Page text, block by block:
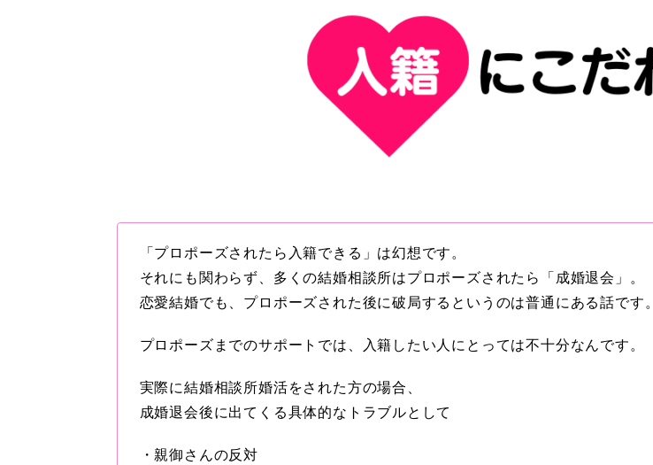
「プロポーズされたら入籍できる」は幻想です。
それにも関わらず、多くの結婚相談所はプロポーズされたら「成婚退会」。
恋愛結婚でも、プロポーズされた後に破局するというのは普通にある話です。
プロポーズまでのサポートでは、入籍したい人にとっては不十分なんです。
実際に結婚相談所婚活をされた方の場合、
成婚退会後に出てくる具体的なトラブルとして
・親御さんの反対